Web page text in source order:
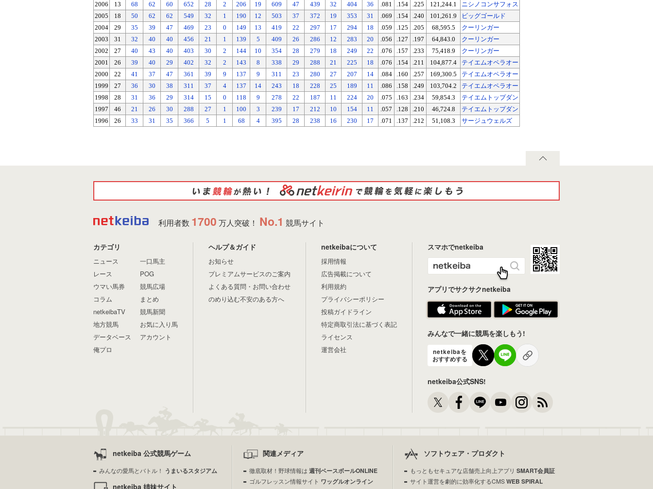
2006
13 68 62 60 652 28 2 206 19 609 47 439 32 404 36 .081 .154 .225 121,244.1
ニシノコンサフォス
2005
18 50 62 62 549 32 1 190 12 503 37 372 19 353 31 .069 .154 .240 101,261.9
ビッグゴールド
2004
29 35 39 47 469 23 0 149 13 419 22 297 17 294 18 .059 .125 .205 68,595.5
クーリンガー
2003
31 32 40 40 456 21 1 139 5 409 26 286 12 283 20 .056 .127 .197 64,843.0
クーリンガー
2002
27 40 43 40 403 30 2 144 10 354 28 279 18 249 22 .076 .157 .233 75,418.9
クーリンガー
2001
26 39 40 29 402 32 2 143 8 338 29 288 21 225 18 .076 .154 .211 104,877.4
テイエムオペラオー
2000
22 41 37 47 361 39 9 137 9 311 23 280 27 207 14 .084 .160 .257 169,300.5
テイエムオペラオー
1999
27 36 30 38 311 37 4 137 14 243 18 228 25 189 11 .086 .158 .249 103,704.2
テイエムオペラオー
1998
28 31 36 29 314 15 0 118 9 278 22 187 11 224 20 .075 .163 .234 59,854.3
テイエムトップダン
1997
46 21 26 30 288 27 1 100 3 239 17 212 10 154 11 .057 .128 .210 46,724.8
テイエムトップダン
1996
26 33 31 35 366 5 1 68 4 395 28 238 16 230 17 .071 .137 .212 51,108.3 サージュウェルズ
利用者数 1700 万人突破！ No.1 競馬サイト
カテゴリ
ニュース
レース
ウマい馬券
コラム
netkeibaTV
地方競馬
データベース
俺プロ
一口馬主
POG
競馬広場
まとめ
競馬新聞
お気に入り馬
アカウント
ヘルプ＆ガイド
お知らせ
プレミアムサービスのご案内
よくある質問・お問い合わせ
のめり込む不安のある方へ
netkeibaについて
採用情報
広告掲載について
利用規約
プライバシーポリシー
投稿ガイドライン
特定商取引法に基づく表記
ライセンス
運営会社
スマホでnetkeiba
アプリでサクサクnetkeiba
みんなで一緒に競馬を楽しもう!
netkeibaを
おすすめする
netkeiba公式SNS!
netkeiba 公式競馬ゲーム
みんなの愛馬とバトル！ うまいるスタジアム
netkeiba 姉妹サイト
関連メディア
徹底取材！野球情報は 週刊ベースボールONLINE
ゴルフレッスン情報サイト ワッグルオンライン
ソフトウェア・プロダクト
もっともセキュアな店舗売上向上アプリ SMART会員証
サイト運営を劇的に効率化するCMSWEB SPIRAL